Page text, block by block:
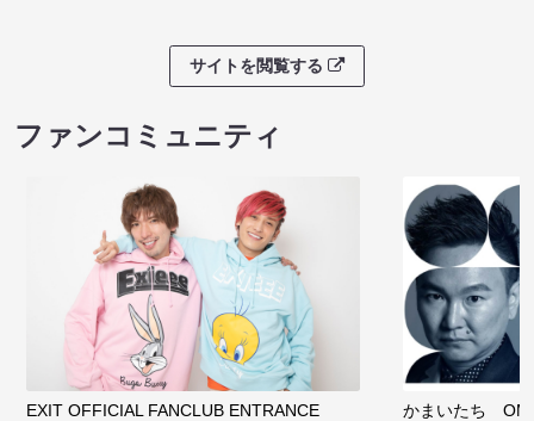
サイトを閲覧する
ファンコミュニティ
EXIT OFFICIAL FANCLUB ENTRANCE かまいたち